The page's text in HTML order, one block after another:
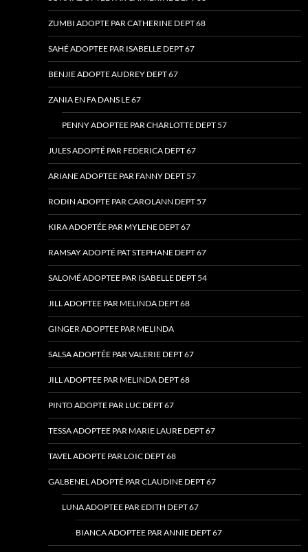
ZUMBI ADOPTE PAR CATHERINE DEPT 68
SAHÉ ADOPTEE PAR ISABELLE DEPT 67
BENJIE ADOPTE AUDREY DEPT 67
ZANIA EN FA DANS LE 67
PENNY ADOPTEE PAR CHARLOTTE DEPT 57
JULES ADOPTÉ PAR FEDERICA DEPT 67
ARIANE ADOPTEE PAR FANNY DEPT 57
RODIN ADOPTE PAR CAROLANN DEPT 57
KIRA ADOPTÉE PAR MYLENE DEPT 67
RAMSAY ADOPTÉ PAT STEPHANE DEPT 67
SALOMÉ ADOPTEE PAR ISABELLE DEPT 54
JILL ADOPTEE PAR MELINDA DEPT 68
GINGER ADOPTEE PAR MELINDA
SALSA ADOPTÉE PAR VALERIE DEPT 67
JILL ADOPTEE PAR MELINDA DEPT 68
PINTO ADOPTE PAR LUC DEPT 67
TESSA ADOPTEE PAR MARIE LAURE DEPT 67
TAVEL ADOPTE PAR LOIC DEPT 68
GALBENEL ADOPTÉ PAR CLAUDINE DEPT 67
LUNA ADOPTEE PAR EDITH DEPT 67
BIANCA ADOPTEE PAR ANNIE DEPT 67